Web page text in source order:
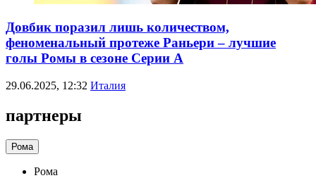
Довбик поразил лишь количеством,
феноменальный протеже Раньери – лучшие
голы Ромы в сезоне Серии А
29.06.2025, 12:32 Италия
партнеры
Рома
Рома